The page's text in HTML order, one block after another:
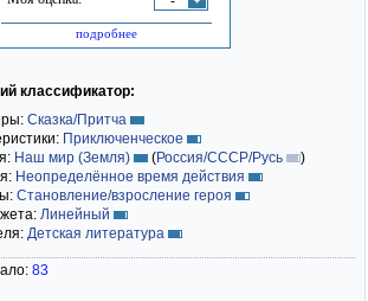
подробнее
классификатор:
Сказка/Притча
Приключенческое
Наш мир (Земля) (Россия/СССР/Русь
)
Неопределённое время действия
Становление/взросление героя
Линейный
Детская литература
83